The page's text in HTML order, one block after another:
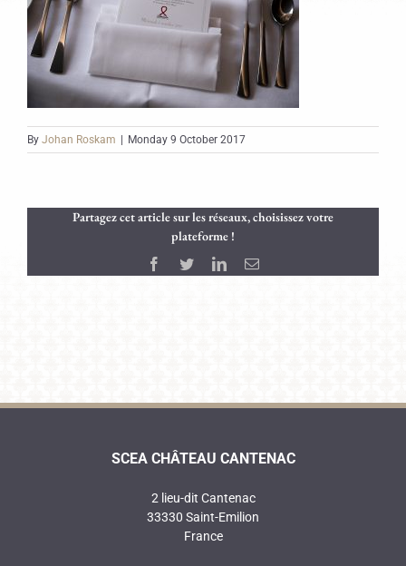
By Johan Roskam Monday 9 October 2017
Partagez cet article sur les réseaux, choisissez votre
plateforme !
Facebook
TwitterLinkedInEmail
SCEA CHÂTEAU CANTENAC
2 lieu-dit Cantenac
33330 Saint-Emilion
France